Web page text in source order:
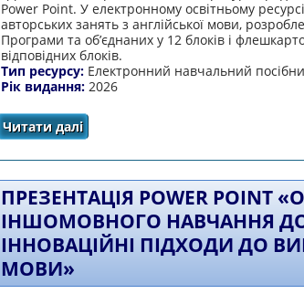
Power Point. У електронному освітньому
авторських занять з англійської мови,
Програми та об’єднаних у 12 блоків і
відповідних блоків.
Тип ресурсу: Електронний навчальний
Рік видання: 2026
Читати даліпро Авторська адаптивна
ПРЕЗЕНТАЦІЯ POWER POINT
ІНШОМОВНОГО НАВЧАННЯ
ІННОВАЦІЙНІ ПІДХОДИ ДО
МОВИ»